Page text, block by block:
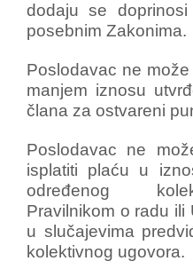
dodaju se
posebnim Zakonima.
Poslodavac ne
manjem iznosu
člana za ostvareni
Poslodavac ne
isplatiti plaću u
određenog
Pravilnikom o radu ili
u slučajevima
kolektivnog ugovora.